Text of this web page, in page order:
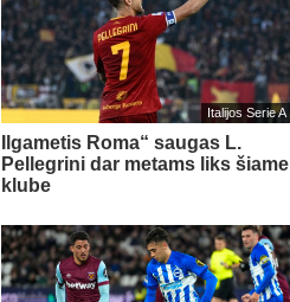
Italijos Serie A
Ilgametis Roma“ saugas L.
Pellegrini dar metams liks šiame
klube